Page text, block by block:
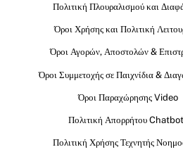
Πολιτική Πλουραλισμού και
Όροι Χρήσης και Πολιτική
Όροι Αγορών, Αποστολών &
Όροι Συμμετοχής σε Παιχνίδια &
Όροι Παραχώρησης Video
Πολιτική Απορρήτου
Πολιτική Χρήσης Τεχνητής